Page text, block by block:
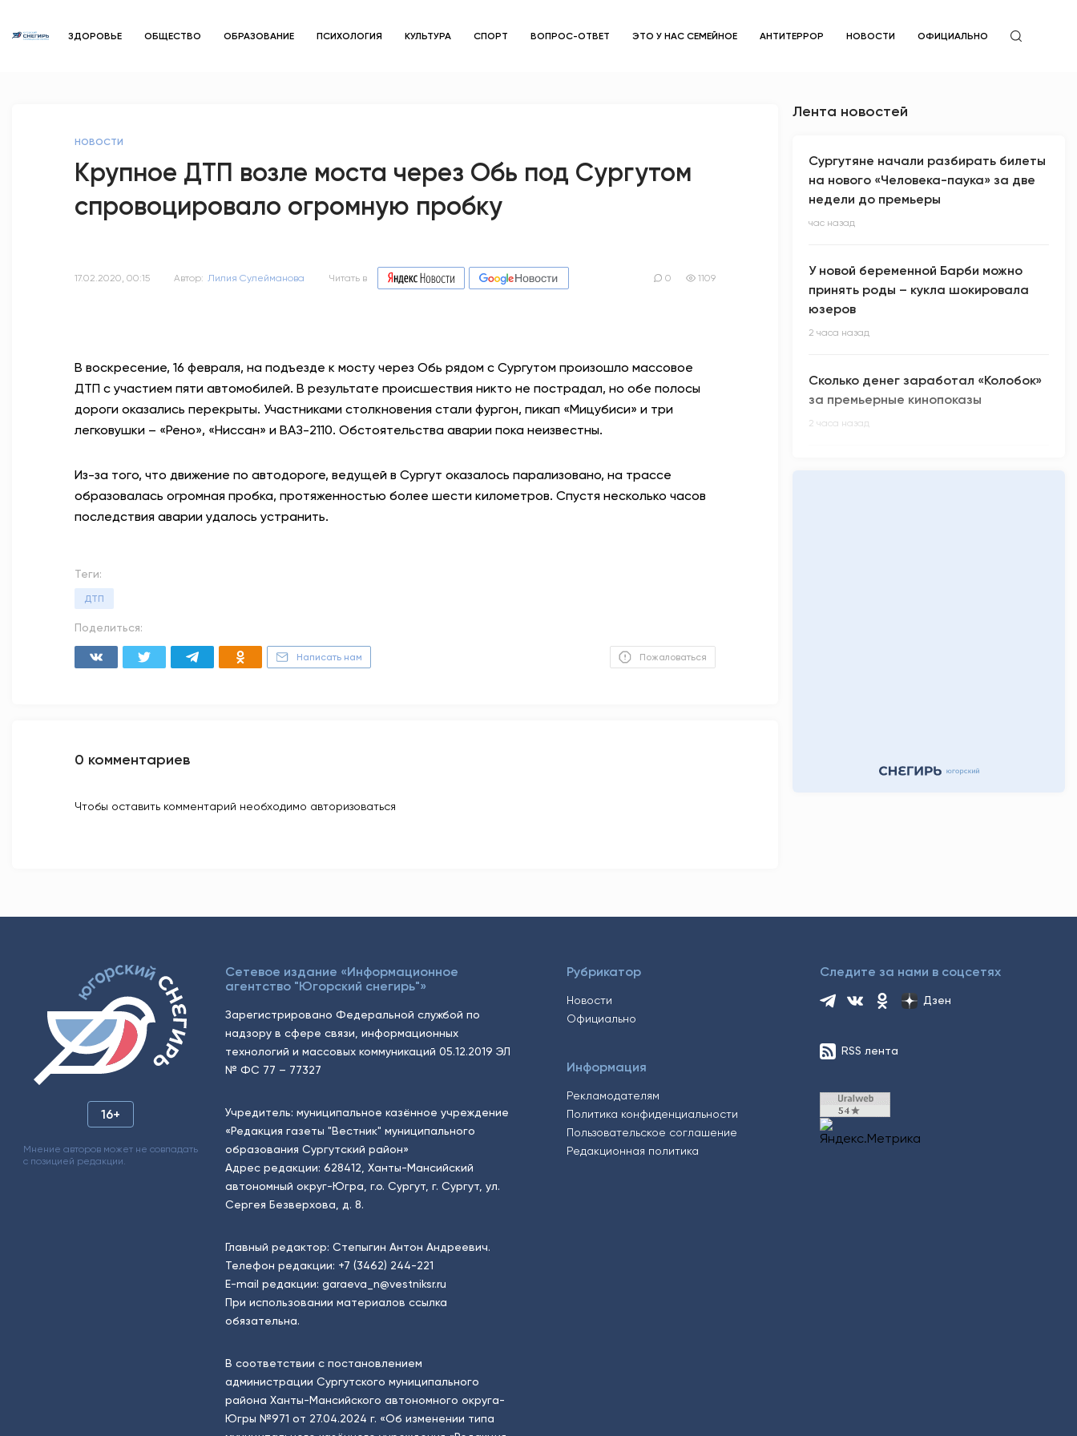
ЗДОРОВЬЕ ОБЩЕСТВО ОБРАЗОВАНИЕ ПСИХОЛОГИЯ КУЛЬТУРА СПОРТ ВОПРОС-ОТВЕТ ЭТО У НАС СЕМЕЙНОЕ АНТИТЕРРОР НОВОСТИ ОФИЦИАЛЬНО
ОБРАЗОВАНИЕ
ПСИХОЛОГИЯ
СПОРТ
АНТИТЕРРОР
НОВОСТИ
НОВОСТИ
Крупное ДТП возле моста через Обь под Сургутом
спровоцировало огромную пробку
17.02.2020, 00:15 Автор: Лилия Сулейманова Читать в 0 1109
В воскресение, 16 февраля, на подъезде к мосту через Обь рядом с Сургутом произошло массовое
ДТП с участием пяти автомобилей. В результате происшествия никто не пострадал, но обе полосы
дороги оказались перекрыты. Участниками столкновения стали фургон, пикап «Мицубиси» и три
легковушки – «Рено», «Ниссан» и ВАЗ-2110. Обстоятельства аварии пока неизвестны.
Из-за того, что движение по автодороге, ведущей в Сургут оказалось парализовано, на трассе
образовалась огромная пробка, протяженностью более шести километров. Спустя несколько часов
последствия аварии удалось устранить.
Теги:
ДТП
Поделиться:
Написать нам Пожаловаться
0 комментариев
Чтобы оставить комментарий необходимо авторизоваться
Лента новостей
Сургутяне начали разбирать билеты
на нового «Человека-паука» за две
недели до премьеры
час назад
У новой беременной Барби можно
принять роды – кукла шокировала
юзеров
2 часа назад
Сколько денег заработал «Колобок»
за премьерные кинопоказы
2 часа назад
16+
Мнение авторов может не совпадать
с позицией редакции.
Сетевое издание «Информационное
агентство "Югорский снегирь"»
Зарегистрировано Федеральной службой по
надзору в сфере связи, информационных
технологий и массовых коммуникаций 05.12.2019 ЭЛ
№ ФС 77 – 77327
Учредитель: муниципальное казённое учреждение
«Редакция газеты "Вестник" муниципального
образования Сургутский район»
Адрес редакции: 628412, Ханты-Мансийский
автономный округ-Югра, г.о. Сургут, г. Сургут, ул.
Сергея Безверхова, д. 8.
Главный редактор: Степыгин Антон Андреевич.
Телефон редакции: +7 (3462) 244-221
E-mail редакции: garaeva_n@vestniksr.ru
При использовании материалов ссылка
обязательна.
В соответствии с постановлением
администрации Сургутского муниципального
района Ханты-Мансийского автономного округа-
Югры №971 от 27.04.2024 г. «Об изменении типа
Рубрикатор
Новости
Официально
Информация
Рекламодателям
Политика конфиденциальности
Пользовательское соглашение
Редакционная политика
Следите за нами в соцсетях
Дзен
RSS лента